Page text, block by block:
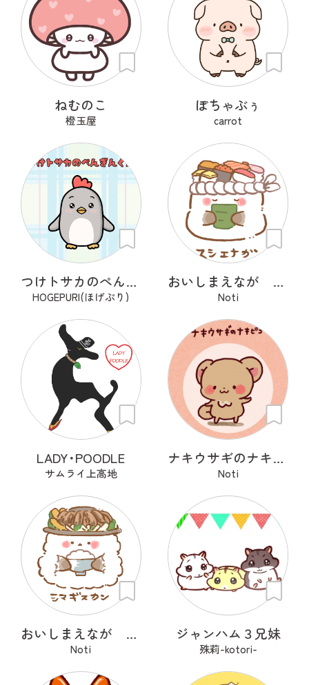
ねむのこ
橙玉屋
ぽちゃぶぅ
carrot
つけトサカのぺんぎんくん
HOGEPURI(ほげぷり)
おいしまえなが その１
Noti
LADY･POODLE
サムライ上高地
ナキウサギのナキピコ
Noti
おいしまえなが その２
Noti
ジャンハム３兄妹
殊莉-kotori-